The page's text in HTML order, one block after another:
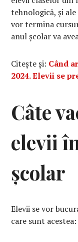
tehnologică, și
vor termina
anul școlar va
Citește și: Când
2024. Elevii se
Câte
elevii
școlar
Elevii se vor
care sunt acestea: